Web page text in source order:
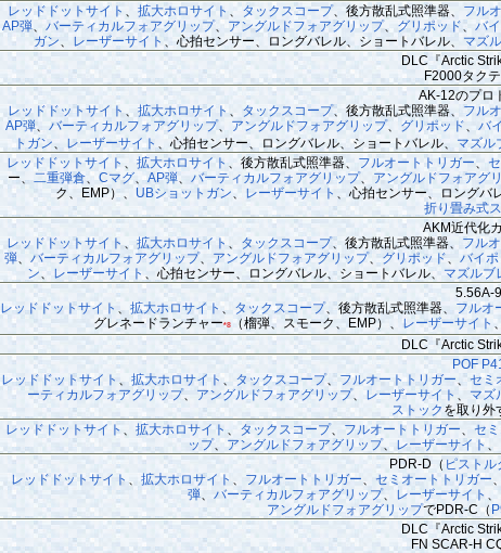
レッドドットサイト 、 拡大ホロサイト 、 タックスコープ、後方散乱式照準器、 フル
AP弾、バーティカルフォアグリップ、 アングルドフォアグリップ、 グリポッド、バ
ガン、 レーザーサイト 、心拍センサー、ロングバレル、ショートバレル、 マズ
DLC『Arctic
F2000タク
AK-12のプロ
レッドドットサイト、 拡大ホロサイト 、 タックスコープ、後方散乱式照準器、 フル
AP弾、 バーティカルフォアグリップ、 アングルドフォアグリップ、 グリポッド、 バ
トガン、 レーザーサイト 、心拍センサー、ロングバレル、ショートバレル、 マズル
レッドドットサイト 、 拡大ホロサイト 、後方散乱式照準器、 フルオートトリガー、
ー、二重弾倉、Cマグ、AP弾、バーティカルフォアグリップ、 アングルドフォアグ
ク、EMP）、 UBショットガン、 レーザーサイト 、心拍センサー、ロングバ
折り畳み式
AKM近代化
レッドドットサイト、拡大ホロサイト 、 タックスコープ、後方散乱式照準器、 フル
弾、バーティカルフォアグリップ、 アングルドフォアグリップ、グリポッド、バイポ
ン、 レーザーサイト、心拍センサー、ロングバレル、ショートバレル、 マズルブ
5.56A-
レッドドットサイト 、 拡大ホロサイト 、 タックスコープ、後方散乱式照準器、 フルオ
グレネードランチャー*8 （榴弾、スモーク、EMP）、レーザーサイト
DLC『Arctic
POF
レッドドットサイト 、拡大ホロサイト、 タックスコープ、 フルオートトリガー、セミ
ーティカルフォアグリップ、 アングルドフォアグリップ、 レーザーサイト 、 マズ
ストック を取り外
レッドドットサイト 、 拡大ホロサイト 、 タックスコープ、 フルオートトリガー、 セ
ップ、 アングルドフォアグリップ、 レーザーサイト 、
PDR-D（ ピスト
レッドドットサイト 、 拡大ホロサイト 、 フルオートトリガー、 セミオートトリガー
弾、バーティカルフォアグリップ、 レーザーサイト 、
アングルドフォアグリップでPDR-C（
DLC『Arctic
FN SCAR-H